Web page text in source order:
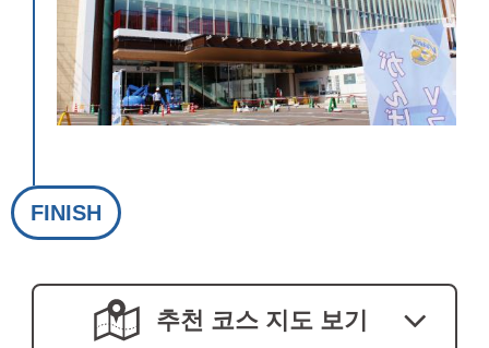
FINISH
추천 코스 지도 보기